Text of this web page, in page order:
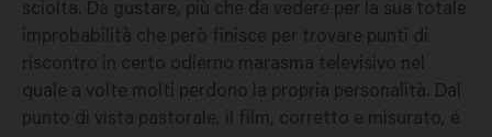
sciolta. Da gustare, più che da vedere per la sua totale
improbabilità che però finisce per trovare punti di
riscontro in certo odierno marasma televisivo nel
quale a volte molti perdono la propria personalità. Dal
punto di vista pastorale, il film, corretto e misurato, é